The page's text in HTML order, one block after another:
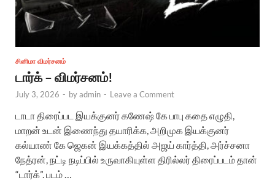
சினிமா விமர்சனம்
டார்க் – விமர்சனம்!
July 3, 2026 - byadmin - Leave a Comment
டாடா திரைப்பட இயக்குனர் கணேஷ் கே பாபு கதை எழுதி,
மாறன் உடன் இணைந்து தயாரிக்க, அறிமுக இயக்குனர்
கல்யாண் கே ஜெகன் இயக்கத்தில் அஜய் கார்த்தி, அர்ச்சனா
நேத்ரன், நட்டி நடிப்பில் உருவாகியுள்ள திரில்லர் திரைப்படம் தான்
“டார்க்”. படம் …